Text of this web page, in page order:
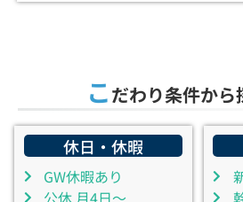
こだわり条件から
休日・休暇
GW休暇あり